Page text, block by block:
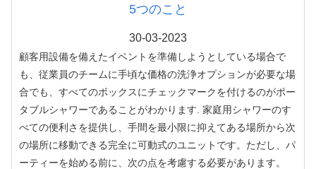
5つのこと
30-03-2023
顧客用設備を備えたイベントを準備しようとしている場合で
も、従業員のチームに手頃な価格の洗浄オプションが必要な場
合でも、すべてのボックスにチェックマークを付けるのがポー
タブルシャワーであることがわかります. 家庭用シャワーのす
べての便利さを提供し、手間を最小限に抑えてある場所から次
の場所に移動できる完全に可動式のユニットです。ただし、パ
ーティーを始める前に、次の点を考慮する必要があります。